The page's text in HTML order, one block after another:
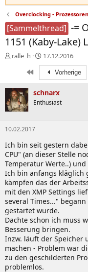
Overclocking - Prozessoren
[Sammelthread] -=
1151 (Kaby-Lake)
E
e
l
l
r
ralle_h
E
r
t
e
l
m
17.12.2016
Erste Vorherige
schnarx
Enthusiast
10.02.2017
Ich bin seit gestern
CPU" (an dieser Stelle
Temperatur Werte..)
Ich bin anfangs kläglich
kämpfen das der
mit den XMP Settings
several Times..."
gestartet wurde.
Dachte schon ich muss
Besserung bringen.
Inzw. läuft der Speicher
machen - Problem war
zu den geschilderten
problemlos.